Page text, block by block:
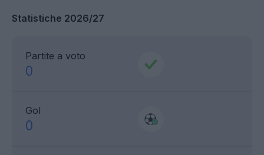
Statistiche 2026/27
Partite a voto
0
Gol
0